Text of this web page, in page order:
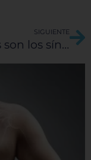
SIGUIENTE
¿Cuáles son los síntomas del asma infantil?